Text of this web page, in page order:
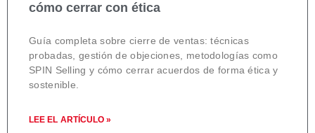
cómo cerrar con ética
Guía completa sobre cierre de ventas: técnicas
probadas, gestión de objeciones, metodologías como
SPIN Selling y cómo cerrar acuerdos de forma ética y
sostenible.
LEE EL ARTÍCULO »